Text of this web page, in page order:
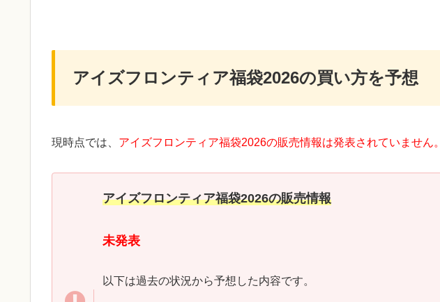
アイズフロンティア福袋2026の買い方を予想
現時点では、 アイズフロンティア福袋2026の販売情報は発表されていません。
アイズフロンティア福袋2026の販売情報
未発表
以下は過去の状況から予想した内容です。